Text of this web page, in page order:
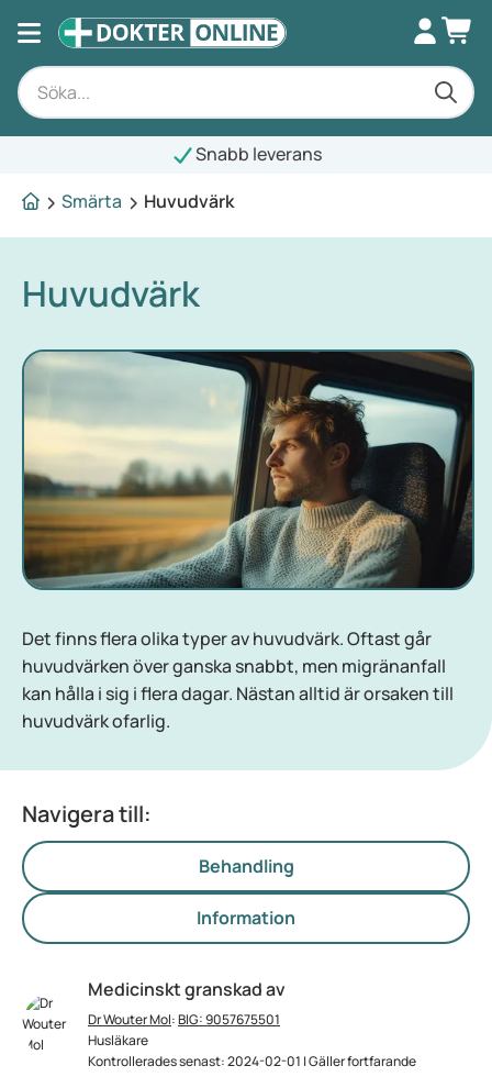
Snabb leverans
Smärta
Huvudvärk
Huvudvärk
Det finns flera olika typer av huvudvärk. Oftast går
huvudvärken över ganska snabbt, men migränanfall
kan hålla i sig i flera dagar. Nästan alltid är orsaken till
huvudvärk ofarlig.
Navigera till:
Behandling
Information
Medicinskt granskad av
Dr Wouter Mol:BIG: 9057675501
Husläkare
Kontrollerades senast: 2024-02-01 | Gäller fortfarande